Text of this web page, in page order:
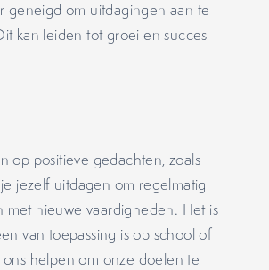
geneigd om uitdagingen aan te
kan leiden tot groei en succes
op positieve gedachten, zoals
jezelf uitdagen om regelmatig
nieuwe vaardigheden. Het is
van toepassing is op school of
helpen om onze doelen te